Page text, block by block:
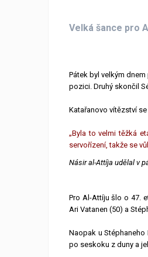
Velká šance pro
Pátek byl velkým
pozici. Druhý skončil
Katařanovo vítězství
„Byla to velmi těžká
servořízení, takže se
Násir al-Attíja udělal v
Pro Al-Attíju šlo o 47.
Ari Vatanen (50) a
Naopak u Stéphaneho
po seskoku z duny a